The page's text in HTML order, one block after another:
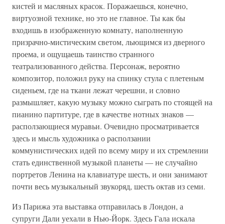
кистей и масляных красок. Поражаешься, конечно,
виртуозной технике, но это не главное. Ты как бы
входишь в изображенную комнату, наполненную
призрачно-мистическим светом, льющимся из дверного
проема, и ощущаешь таинство странного
театрализованного действа. Персонаж, вероятно
композитор, положил руку на спинку стула с плетеным
сиденьем, где на ткани лежат черешни, и словно
размышляет, какую музыку можно сыграть по стоящей на
пианино партитуре, где в качестве нотных знаков —
расползающиеся муравьи. Очевидно просматривается
здесь и мысль художника о расползании
коммунистических идей по всему миру и их стремлении
стать единственной музыкой планеты — не случайно
портретов Ленина на клавиатуре шесть, и они занимают
почти весь музыкальный звукоряд, шесть октав из семи.
Из Парижа эта выставка отправилась в Лондон, а
супруги Дали уехали в Нью-Йорк. Здесь Гала искала